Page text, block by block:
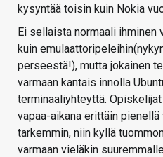
kysyntää toisin kuin Nokia
Ei sellaista normaali ihminen
kuin
perseestä!), mutta jokainen
varmaan kantais innolla
terminaaliyhteyttä.
vapaa-aikana erittäin
tarkemmin, niin kyllä
varmaan vieläkin